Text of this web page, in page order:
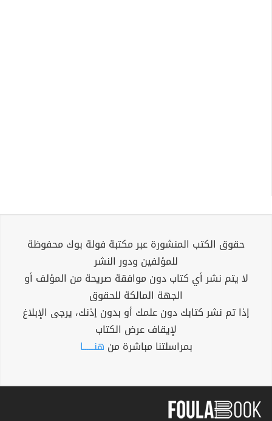
حقوق الكتب المنشورة عبر مكتبة فولة بوك محفوظة
للمؤلفين ودور النشر
لا يتم نشر أي كتاب دون موافقة صريحة من المؤلف أو
الجهة المالكة للحقوق
إذا تم نشر كتابك دون علمك أو بدون إذنك، يرجى الإبلاغ
لإيقاف عرض الكتاب
بمراسلتنا مباشرة من هنــــــا